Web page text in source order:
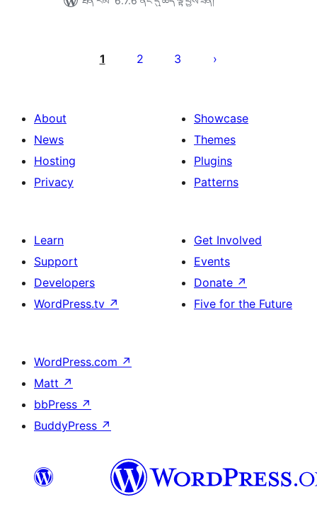
pagination
1 2 3
About
News
Hosting
Privacy
Showcase
Themes
Plugins
Patterns
Learn
Support
Developers
WordPress.tv ↗
Get Involved
Events
Donate ↗
Five for the Future
WordPress.com ↗
Matt ↗
bbPress ↗
BuddyPress ↗